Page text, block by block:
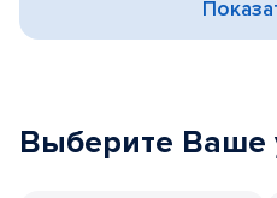
Выберите Ваше